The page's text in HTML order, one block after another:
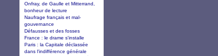
Onfray, de Gaulle et Mitterrand,
bonheur de lecture
Naufrage français et mal-
gouvernance
Défausses et des fosses
France : le drame s'installe
Paris : la Capitale déclassée
dans l'indifférence générale